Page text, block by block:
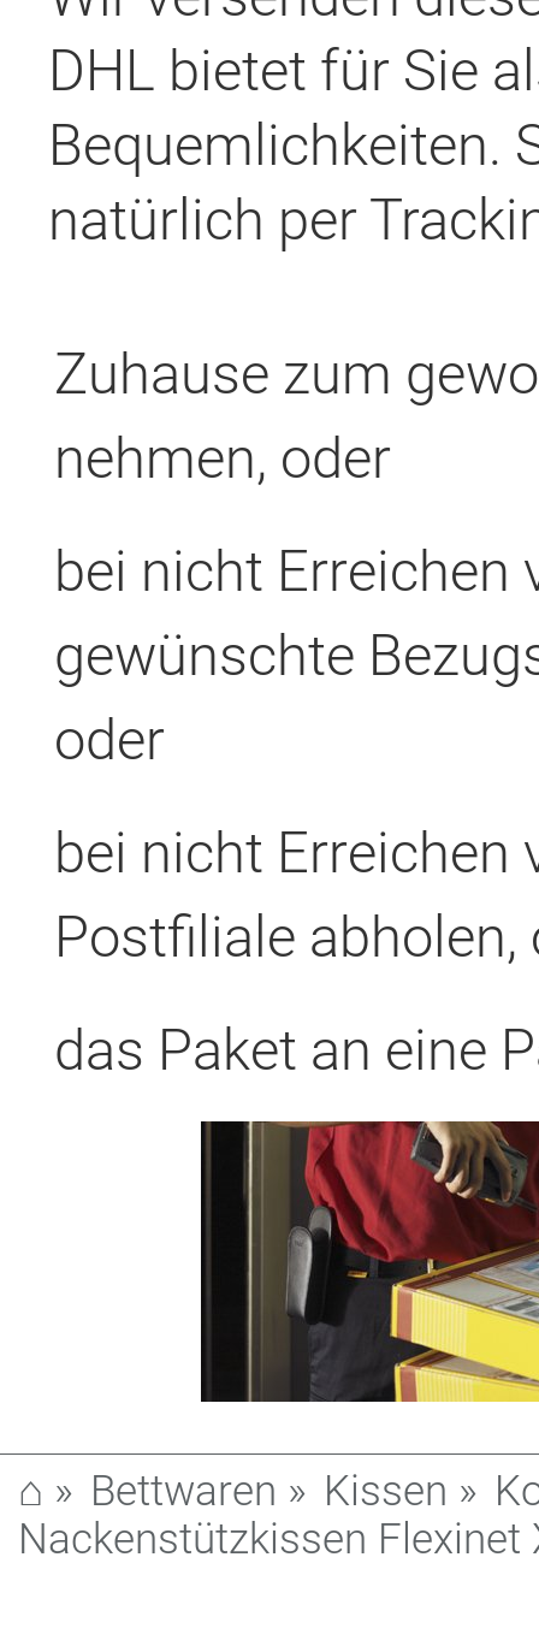
DHL bietet für Sie
Bequemlichkeiten.
natürlich per
Zuhause zum
nehmen, oder
bei nicht Erreichen
gewünschte
oder
bei nicht Erreichen
Postfiliale abholen,
das Paket an eine
⌂ » Bettwaren » Kissen »
Nackenstützkissen Flexinet